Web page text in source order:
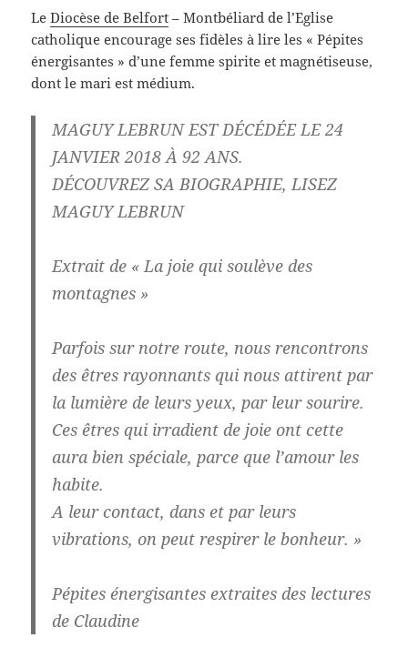
LeDiocèse de Belfort – Montbéliard de l’Eglise
catholique encourage ses fidèles à lire les « Pépites
énergisantes » d’une femme spirite et magnétiseuse,
dont le mari est médium.
MAGUY LEBRUN EST DÉCÉDÉE LE 24
JANVIER 2018 À 92 ANS.
DÉCOUVREZ SA BIOGRAPHIE, LISEZ
MAGUY LEBRUN
Extrait de « La joie qui soulève des
montagnes »
Parfois sur notre route, nous rencontrons
des êtres rayonnants qui nous attirent par
la lumière de leurs yeux, par leur sourire.
Ces êtres qui irradient de joie ont cette
aura bien spéciale, parce que l’amour les
habite.
A leur contact, dans et par leurs
vibrations, on peut respirer le bonheur. »
Pépites énergisantes extraites des lectures
de Claudine